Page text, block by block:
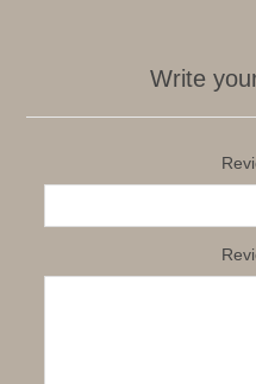
Write